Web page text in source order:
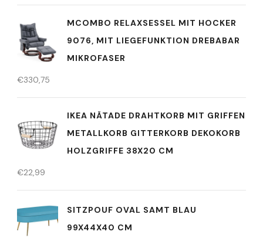
MCOMBO RELAXSESSEL MIT HOCKER
9076, MIT LIEGEFUNKTION DREBABAR
MIKROFASER
€330,75
IKEA NÄTADE DRAHTKORB MIT GRIFFEN
METALLKORB GITTERKORB DEKOKORB
HOLZGRIFFE 38X20 CM
€22,99
SITZPOUF OVAL SAMT BLAU
99X44X40 CM